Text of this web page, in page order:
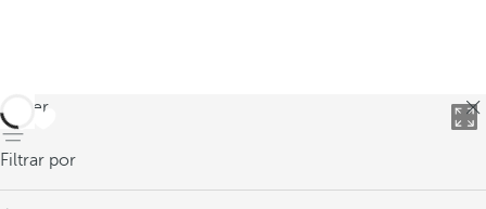
volver
Filtrar por